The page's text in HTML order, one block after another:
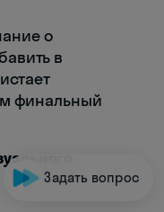
о
в
финальный
Задать вопрос